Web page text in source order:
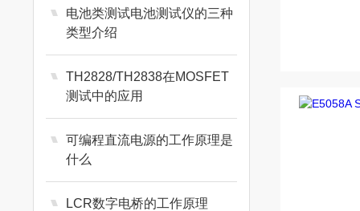
电池类测试电池测试仪的三种
类型介绍
TH2828/TH2838在MOSFET
测试中的应用
可编程直流电源的工作原理是
什么
LCR数字电桥的工作原理